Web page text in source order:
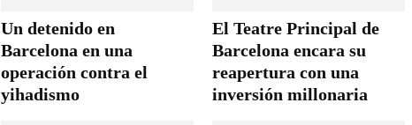
Un detenido en
Barcelona en una
operación contra el
yihadismo
El Teatre Principal de
Barcelona encara su
reapertura con una
inversión millonaria